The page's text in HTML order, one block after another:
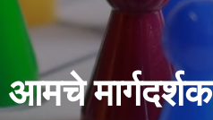
आमचे मार्गदर्शक